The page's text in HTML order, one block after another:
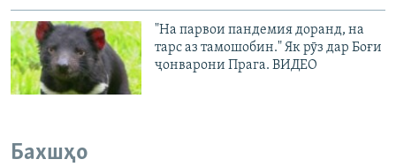
"На парвои пандемия доранд, на
тарс аз тамошобин." Як рӯз дар Боғи
ҷонварони Прага. ВИДЕО
Бахшҳо